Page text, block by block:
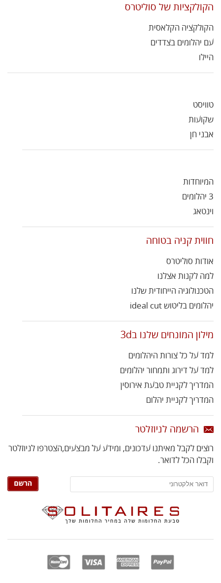
הקולקציות של סוליטרס
הקולקציה הקלאסית
עם יהלומים בצדדים
היילו
טוויסט
שקועות
אבני חן
המיוחדות
3 יהלומים
וינטאג
חווית קניה בטוחה
אודות סוליטרס
למה לקנות אצלנו
הטכנולוגיה הייחודית שלנו
יהלומים בליטוש ideal cut
מילון המונחים שלנו ב3d
למד על כל צורות היהלומים
למד על דירוג ותמחור יהלומים
המדריך לקניית טבעת אירוסין
המדריך לקניית יהלום
הרשמה לניוזלטר
רוצים לקבל מאיתנו עדכונים, ומידע על מבצעים,הצטרפו לניוזלטר
וקבלו הכל לדואר.